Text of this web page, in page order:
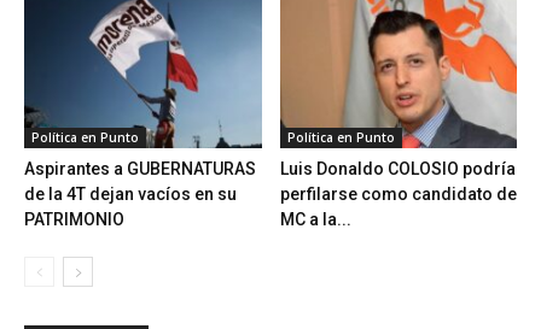
Política en Punto
Aspirantes a GUBERNATURAS
de la 4T dejan vacíos en su
PATRIMONIO
Política en Punto
Luis Donaldo COLOSIO podría
perfilarse como candidato de
MC a la...